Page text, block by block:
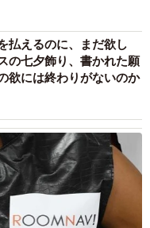
払えるのに、まだ欲し
の七夕飾り、書かれた願
には終わりがないのか